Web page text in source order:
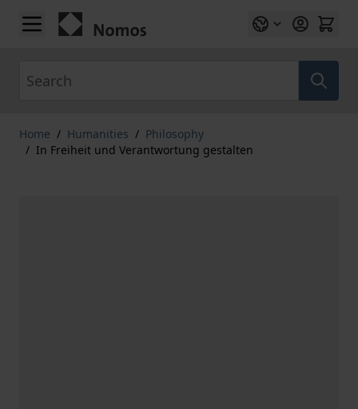
Skip to Content
Home / Humanities / Philosophy
/ In Freiheit und Verantwortung gestalten